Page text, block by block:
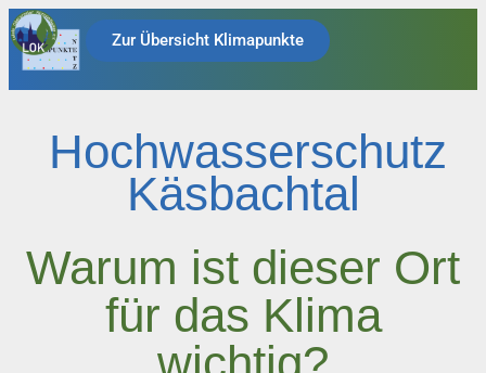
Zur Übersicht Klimapunkte
Hochwasserschutz
Käsbachtal
Warum ist dieser Ort
für das Klima